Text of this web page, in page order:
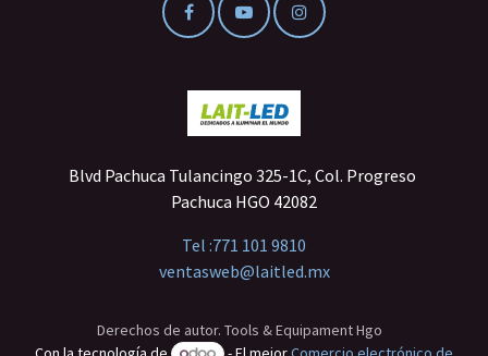
Blvd Pachuca Tulancingo 325-1C, Col. Progreso
Pachuca HGO 42082
Tel :771 101 9810
ventasweb@laitled.mx
Derechos de autor. Tools & Equipament Hgo